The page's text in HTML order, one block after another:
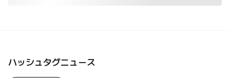
ハッシュタグニュース